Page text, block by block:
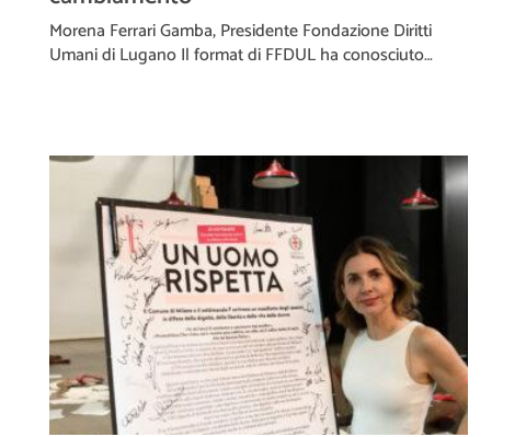
Morena Ferrari Gamba, Presidente Fondazione Diritti
Umani di Lugano Il format di FFDUL ha conosciuto…